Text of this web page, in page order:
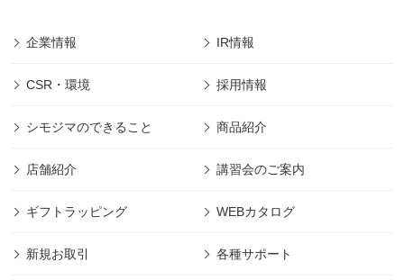
企業情報 IR情報
CSR・環境 採用情報
シモジマのできること 商品紹介
店舗紹介 講習会のご案内
ギフトラッピング WEBカタログ
新規お取引 各種サポート